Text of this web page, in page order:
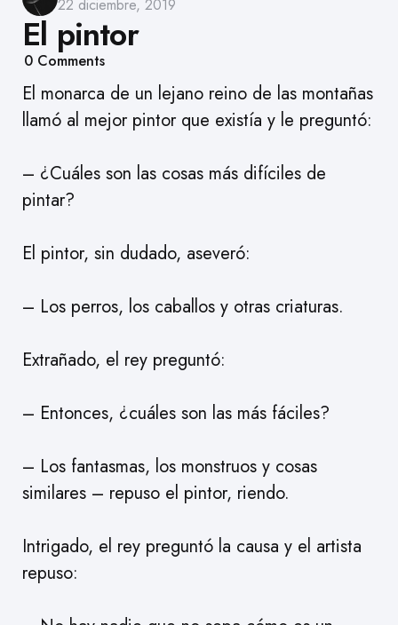
by
22 diciembre, 2019
El pintor
0 Comments
El monarca de un lejano reino de las montañas
llamó al mejor pintor que existía y le preguntó:
– ¿Cuáles son las cosas más difíciles de
pintar?
El pintor, sin dudado, aseveró:
– Los perros, los caballos y otras criaturas.
Extrañado, el rey preguntó:
– Entonces, ¿cuáles son las más fáciles?
– Los fantasmas, los monstruos y cosas
similares – repuso el pintor, riendo.
Intrigado, el rey preguntó la causa y el artista
repuso: